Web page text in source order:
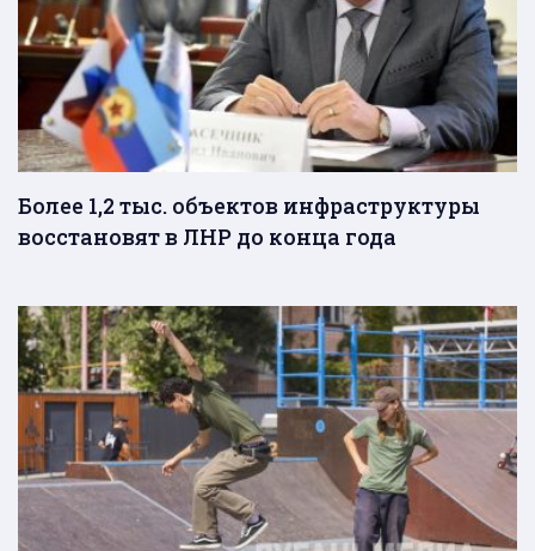
Более 1,2 тыс. объектов инфраструктуры
восстановят в ЛНР до конца года